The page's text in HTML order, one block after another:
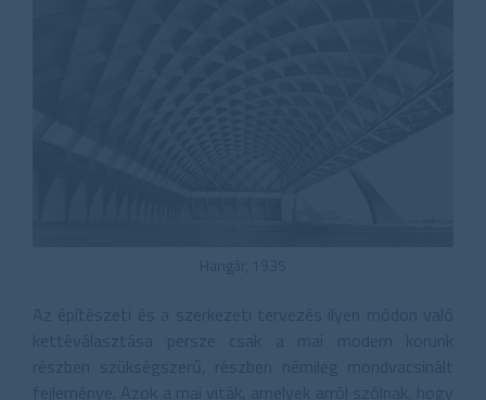
Hangár, 1935
Az építészeti és a szerkezeti tervezés ilyen módon való
kettéválasztása persze csak a mai modern korunk
részben szükségszerű, részben némileg mondvacsinált
fejleménye. Azok a mai viták, amelyek arról szólnak, hogy